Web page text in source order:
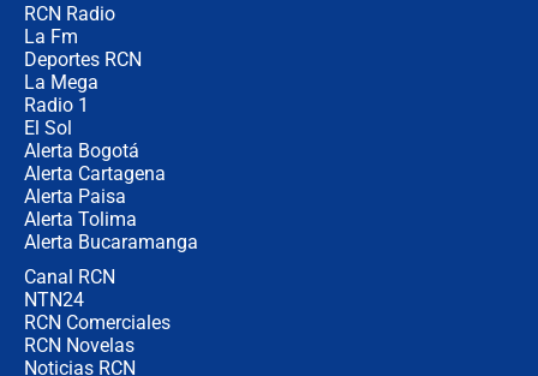
RCN Radio
La Fm
Deportes RCN
La Mega
Radio 1
El Sol
Alerta Bogotá
Alerta Cartagena
Alerta Paisa
Alerta Tolima
Alerta Bucaramanga
Canal RCN
NTN24
RCN Comerciales
RCN Novelas
Noticias RCN